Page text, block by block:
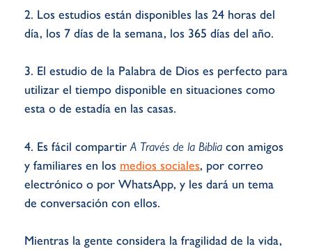
2. Los estudios están disponibles las 24 horas del
día, los 7 días de la semana, los 365 días del año.
3. El estudio de la Palabra de Dios es perfecto para
utilizar el tiempo disponible en situaciones como
esta o de estadía en las casas.
4. Es fácil compartirA Través de la Biblia con amigos
y familiares en los medios sociales, por correo
electrónico o por WhatsApp, y les dará un tema
de conversación con ellos.
Mientras la gente considera la fragilidad de la vida,